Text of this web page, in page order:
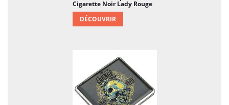
Cigarette Noir Lady Rouge
DÉCOUVRIR